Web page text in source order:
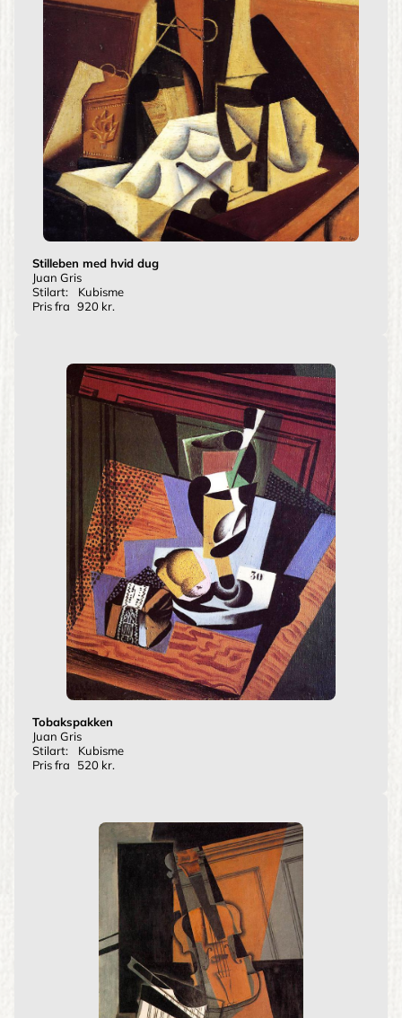
Stilleben med hvid dug
Juan Gris
Stilart:
Kubisme
Pris fra 920 kr.
Tobakspakken
Juan Gris
Stilart:
Kubisme
Pris fra
520 kr.